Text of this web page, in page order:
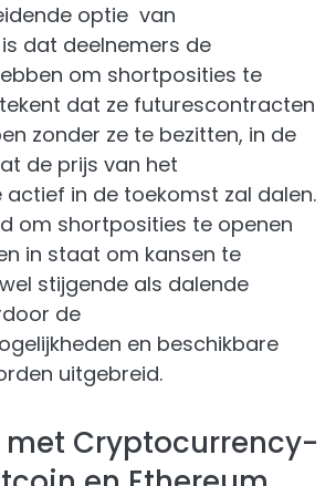
optie van
dat deelnemers de
om shortposities te
dat ze futurescontracten
zonder ze te bezitten, in de
de prijs van het
in de toekomst zal dalen.
om shortposities te openen
in staat om kansen te
stijgende als dalende
de
en beschikbare
uitgebreid.
met Cryptocurrency-